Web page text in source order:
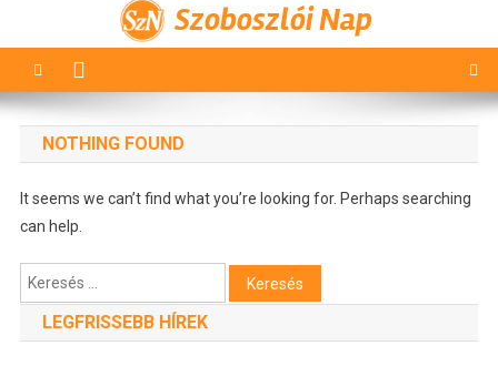
Szoboszlói Nap
NOTHING FOUND
It seems we can’t find what you’re looking for. Perhaps searching
can help.
Keresés:
LEGFRISSEBB HÍREK